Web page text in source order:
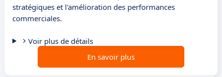
stratégiques et l'amélioration des performances
commerciales.
Voir plus de détails
En savoir plus